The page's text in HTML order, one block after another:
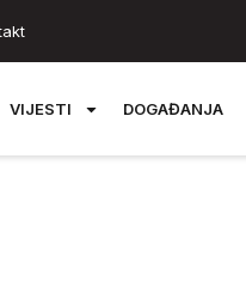
VIJESTI DOGAĐANJA